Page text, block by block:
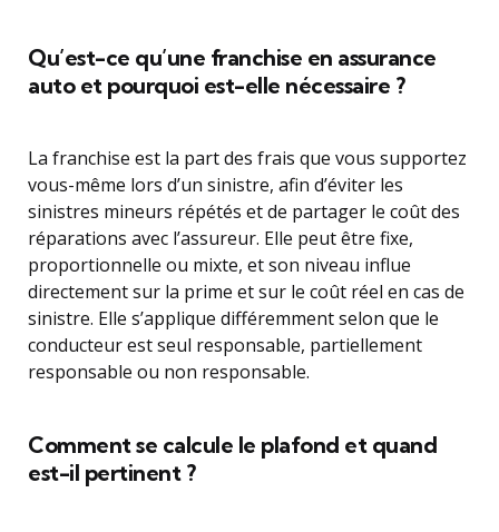
Qu’est-ce qu’une franchise en assurance
auto et pourquoi est-elle nécessaire ?
La franchise est la part des frais que vous supportez
vous-même lors d’un sinistre, afin d’éviter les
sinistres mineurs répétés et de partager le coût des
réparations avec l’assureur. Elle peut être fixe,
proportionnelle ou mixte, et son niveau influe
directement sur la prime et sur le coût réel en cas de
sinistre. Elle s’applique différemment selon que le
conducteur est seul responsable, partiellement
responsable ou non responsable.
Comment se calcule le plafond et quand
est-il pertinent ?